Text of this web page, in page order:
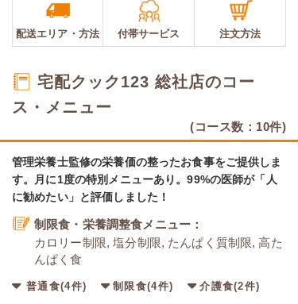
配送エリア・ 方法 付帯サービス 注文方法
宅配クック123 総社店のコー
ス・メニュー
(コース数：10件)
管理栄養士監修の栄養価の整ったお食事をご提供しま
す。月に1度の特別メニューあり。99%の医師が「人
に勧めたい」と評価しました！
制限食・栄養調整食メニュー：
カロリー制限, 塩分制限, たんぱく質制限, 高た
んぱく食
普通食(4件) 制限食(4件) 介護食(2件)